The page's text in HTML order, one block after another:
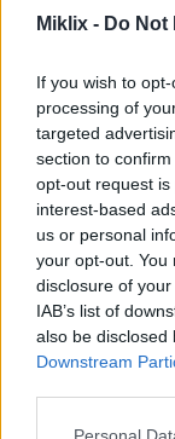
Miklix - Do
If you wish to
processing of
targeted
section to
opt-out request
interest-based
us or personal
your opt-out. You
disclosure of
IAB’s list of
also be disclosed
Downstream
Please note that
Personal
નવા હેશ કોડની
જ સર્વર પર
આવે તે પહેલાં તે
ઇનપુટ ડેટા:
સાદો ટેક્સ્ટ
આગળ અને